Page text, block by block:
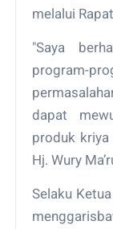
melalui
"Saya
program-
dapat
produk kriya
Hj. Wury
Selaku